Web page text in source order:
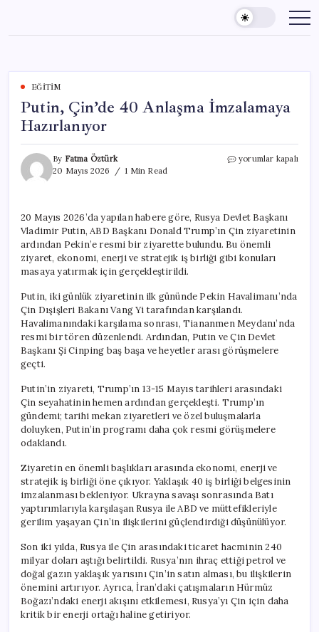
content
EĞITIM
Putin, Çin’de 40 Anlaşma İmzalamaya
Hazırlanıyor
By Fatma Öztürk
20 Mayıs 2026
1 Min Read
Putin,
Hazırlanıyor
için
yorumlar kapalı
20 Mayıs 2026’da yapılan habere göre, Rusya Devlet Başkanı
Vladimir Putin, ABD Başkanı Donald Trump’ın Çin ziyaretinin
ardından Pekin’e resmi bir ziyarette bulundu. Bu önemli
ziyaret, ekonomi, enerji ve stratejik iş birliği gibi konuları
masaya yatırmak için gerçekleştirildi.
Putin, iki günlük ziyaretinin ilk gününde Pekin Havalimanı’nda
Çin Dışişleri Bakanı Vang Yi tarafından karşılandı.
Havalimanındaki karşılama sonrası, Tiananmen Meydanı’nda
resmi bir tören düzenlendi. Ardından, Putin ve Çin Devlet
Başkanı Şi Cinping baş başa ve heyetler arası görüşmelere
geçti.
Putin’in ziyareti, Trump’ın 13-15 Mayıs tarihleri arasındaki
Çin seyahatinin hemen ardından gerçekleşti. Trump’ın
gündemi; tarihi mekan ziyaretleri ve özel buluşmalarla
doluyken, Putin’in programı daha çok resmi görüşmelere
odaklandı.
Ziyaretin en önemli başlıkları arasında ekonomi, enerji ve
stratejik iş birliği öne çıkıyor. Yaklaşık 40 iş birliği belgesinin
imzalanması bekleniyor. Ukrayna savaşı sonrasında Batı
yaptırımlarıyla karşılaşan Rusya ile ABD ve müttefikleriyle
gerilim yaşayan Çin’in ilişkilerini güçlendirdiği düşünülüyor.
Son iki yılda, Rusya ile Çin arasındaki ticaret hacminin 240
milyar doları aştığı belirtildi. Rusya’nın ihraç ettiği petrol ve
doğal gazın yaklaşık yarısını Çin’in satın alması, bu ilişkilerin
önemini artırıyor. Ayrıca, İran’daki çatışmaların Hürmüz
Boğazı’ndaki enerji akışını etkilemesi, Rusya’yı Çin için daha
kritik bir enerji ortağı haline getiriyor.